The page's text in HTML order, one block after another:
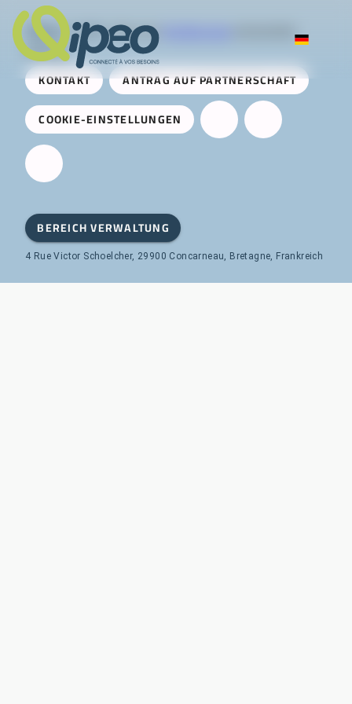
Qipeo © 2025 -Eine von
entwickelte
Lösung
KONTAKT
ANTRAG AUF PARTNERSCHAFT
COOKIE-EINSTELLUNGEN
BEREICH VERWALTUNG
4 Rue Victor Schoelcher, 29900 Concarneau, Bretagne, Frankreich